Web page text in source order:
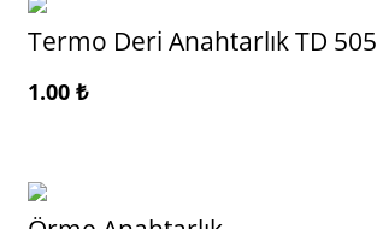
Termo Deri Anahtarlık TD 505
1.00 ₺